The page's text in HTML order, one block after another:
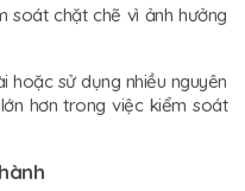
soát chặt chẽ vì ảnh hưởng
hoặc sử dụng nhiều nguyên
hơn trong việc kiểm soát